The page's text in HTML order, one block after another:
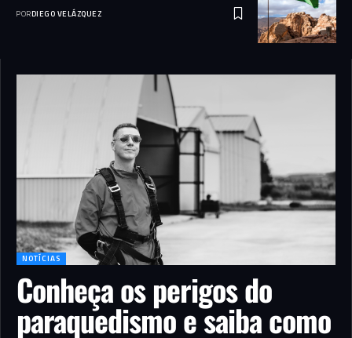
PORDIEGO VELÁZQUEZ
NOTÍCIAS
Conheça os perigos do
paraquedismo e saiba como